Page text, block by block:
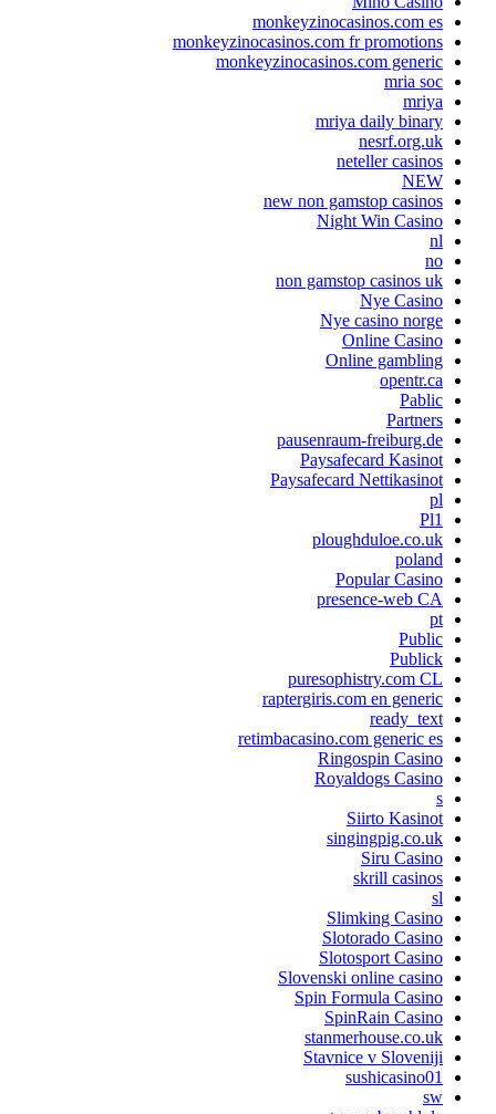
monkeyzinocasinos.com es
monkeyzinocasinos.com fr promotions
monkeyzinocasinos.com generic
mria soc
mriya
mriya daily binary
nesrf.org.uk
neteller casinos
NEW
new non gamstop casinos
Night Win Casino
nl
no
non gamstop casinos uk
Nye Casino
Nye casino norge
Online Casino
Online gambling
opentr.ca
Pablic
Partners
pausenraum-freiburg.de
Paysafecard Kasinot
Paysafecard Nettikasinot
pl
Pl1
ploughduloe.co.uk
poland
Popular Casino
presence-web CA
pt
Public
Publick
puresophistry.com CL
raptergiris.com en generic
ready_text
retimbacasino.com generic es
Ringospin Casino
Royaldogs Casino
s
Siirto Kasinot
singingpig.co.uk
Siru Casino
skrill casinos
sl
Slimking Casino
Slotorado Casino
Slotosport Casino
Slovenski online casino
Spin Formula Casino
SpinRain Casino
stanmerhouse.co.uk
Stavnice v Sloveniji
sushicasino01
sw